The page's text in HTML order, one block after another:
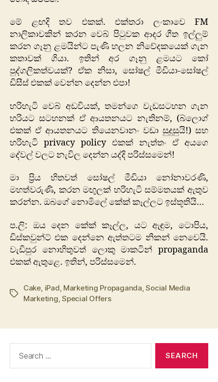
මේ ළඟදි තව එකක්. එක්තරා ලංකාවෙ FM
නාලිකාවකින් කරන වෙබ් පිටුවක ආදර ගීත ඉල්ලුම්
කරන ගෑනු ළමයින්ට පැණි හලන නිවේදකයෙක් ගැන
කතාවක් ගියා. ඉතින් අර ගෑනු ළමයට කෝ
පුද්ගලිකත්වයක්? ඒක නිසා, සෝෂල් මීඩියා-සෝෂල්
ඩිසීස් එකක් වෙන්න දෙන්න එපා!
හරිහැටි වෙබ් අඩවියක්, තමන්ගෙ වැඩසටහන ගැන
හරියට සටහනක් ඒ ආයතනයට නැතිනම්, (බ්ලොග්
එකක් ඒ ආයතනයට තියෙනවානං වඩා සුදුසුයි!) සහ
හරිහැටි privacy policy එකක් නැත්තං ඒ අයගෙ
දේවල් වලට නැවිල දෙන්න යද්දි පරිස්සමෙන්!
මා ප්‍රිය හිතවත් සෝෂල් මීඩියා නෝනාවරණි,
මහත්වරුණි, කරන මඟුලක් හරිහැටි සම්මතයක් ඇතුව
කරන්න. ඔබගේ නොමිලේ කේක් කෑල්ලට ඉස්තූතියි…
ප.ලි: ඔය දෙන කේක් කෑල්ල, යට ඇඳුම, ටොපිය,
ඩිස්කවුන්ට් එක දෙන්නෙ ඇත්තටම නිකන් නෙවෙයි.
වැඩිපුර නොහිතුවත් ලොකු මාකටින් propaganda
එකක් ඇතුළෙ. ඉතින්, පරිස්සමෙන්.
Tags
Cake iPad Marketing Propaganda ,Social Media
Marketing ,Special Offers